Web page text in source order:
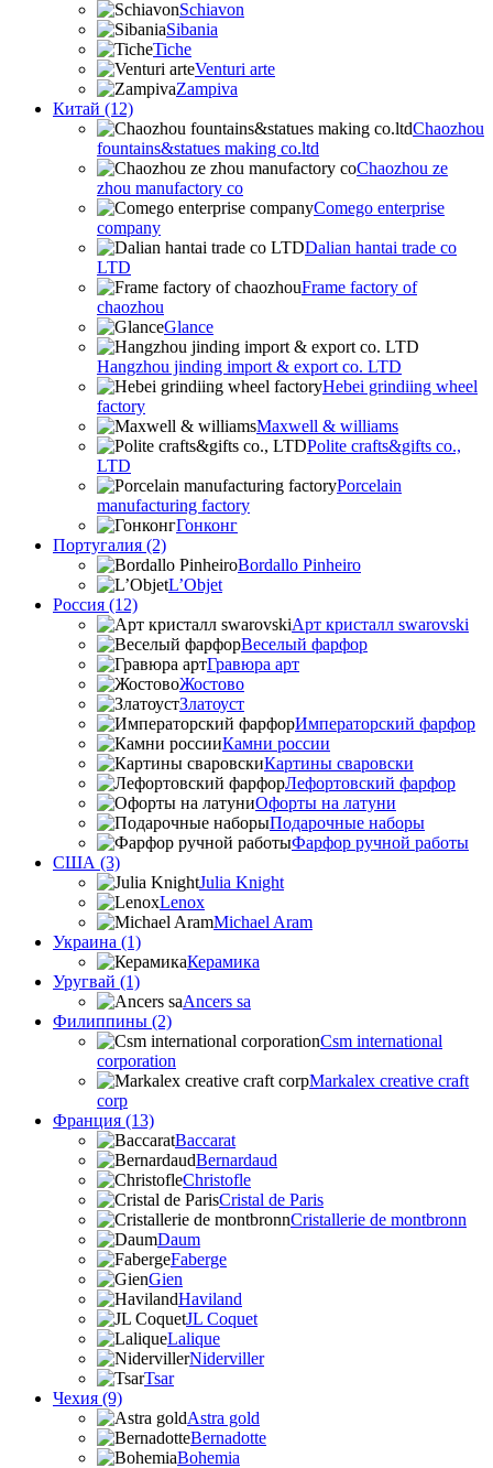
Schiavon
Sibania
Tiche
Venturi arte
Zampiva
Китай (12)
Chaozhou
fountains&statues making co.ltd
Chaozhou ze
zhou manufactory co
Comego enterprise
company
Dalian hantai trade co
LTD
Frame factory of
chaozhou
Glance
Hangzhou jinding import & export co. LTD
Hebei grindiing wheel
factory
Maxwell & williams
Polite crafts&gifts co.,
LTD
Porcelain
manufacturing factory
Гонконг
Португалия (2)
Bordallo Pinheiro
L’Objet
Россия (12)
Арт кристалл swarovski
Веселый фарфор
Гравюра арт
Жостово
Златоуст
Императорский фарфор
Камни россии
Картины сваровски
Лефортовский фарфор
Офорты на латуни
Подарочные наборы
Фарфор ручной работы
США (3)
Julia Knight
Lenox
Michael Aram
Украина (1)
Керамика
Уругвай (1)
Ancers sa
Филиппины (2)
Csm international
corporation
Markalex creative craft
corp
Франция (13)
Baccarat
Bernardaud
Christofle
Cristal de Paris
Cristallerie de montbronn
Daum
Faberge
Gien
Haviland
JL Coquet
Lalique
Niderviller
Tsar
Чехия (9)
Astra gold
Bernadotte
Bohemia